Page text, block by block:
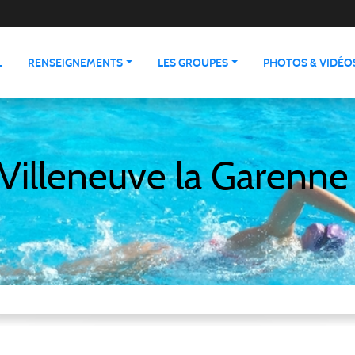
RENSEIGNEMENTS LES GROUPES PHOTOS &
la